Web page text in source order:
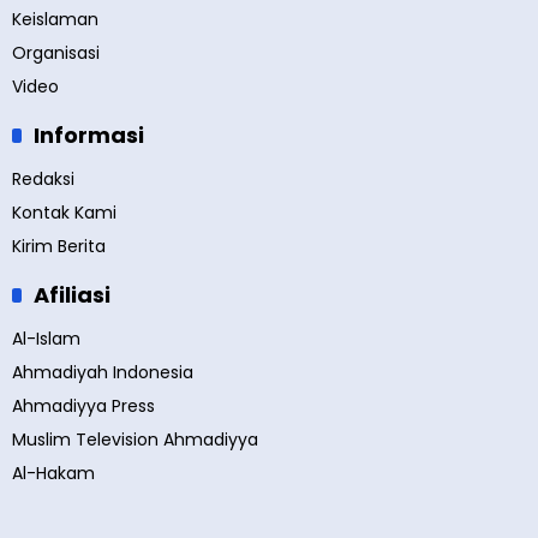
Keislaman
Organisasi
Video
Informasi
Redaksi
Kontak Kami
Kirim Berita
Afiliasi
Al-Islam
Ahmadiyah Indonesia
Ahmadiyya Press
Muslim Television Ahmadiyya
Al-Hakam